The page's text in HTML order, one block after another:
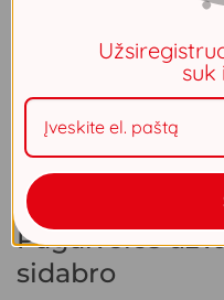
Pagalvėlės
sidabro
suk